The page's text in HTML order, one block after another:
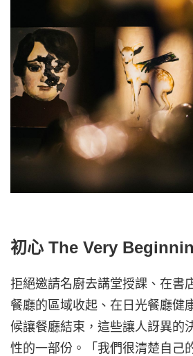
初心 The Very
拒絕邀請名廚去講堂授課、在書
餐廳的區域收起、在日光餐廳健
候讓餐廳結束，這些讓人訝異的
性的一部份。「我們很清楚自己